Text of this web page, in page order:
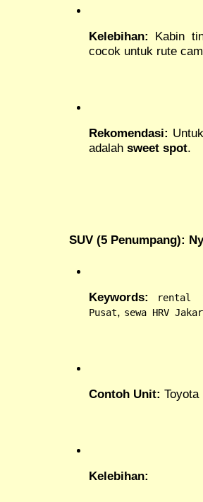
Kelebihan: Kabin
cocok untuk rute
Rekomendasi:
adalah sweet spot.
SUV (5 Penumpang):
Keywords:
rental
Pusat, sewa HRV
Contoh Unit: Toyota
Kelebihan: